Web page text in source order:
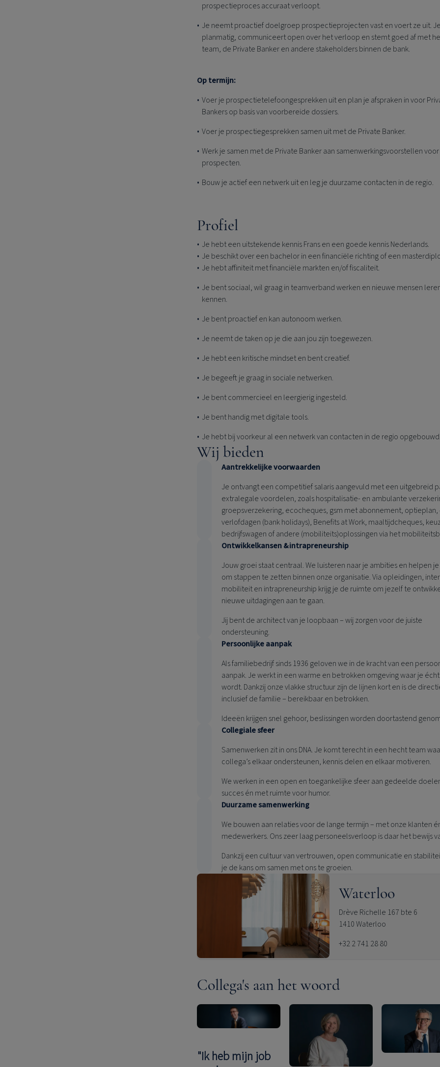
prospectieproces accuraat verloopt.
Je neemt proactief doelgroep prospectieprojecten vast en voert ze uit.
planmatig, communiceert open over het verloop en stemt goed af met
team, de Private Banker en andere stakeholders binnen de bank.
Op termijn:
Voer je prospectietelefoongesprekken uit en plan je afspraken in voor
Bankers op basis van voorbereide dossiers.
Voer je prospectiegesprekken samen uit met de Private Banker.
Werk je samen met de Private Banker aan samenwerkingsvoorstellen voor
prospecten.
Bouw je actief een netwerk uit en leg je duurzame contacten in de regio.
Profiel
Je hebt een uitstekende kennis Frans en een goede kennis Nederlands.
Je beschikt over een bachelor in een financiële richting of een
Je hebt affiniteit met financiële markten en/of fiscaliteit.
Je bent sociaal, wil graag in teamverband werken en nieuwe mensen
kennen.
Je bent proactief en kan autonoom werken.
Je neemt de taken op je die aan jou zijn toegewezen.
Je hebt een kritische mindset en bent creatief.
Je begeeft je graag in sociale netwerken.
Je bent commercieel en leergierig ingesteld.
Je bent handig met digitale tools.
Je hebt bij voorkeur al een netwerk van contacten in de regio opgebouwd.
Wij bieden
Aantrekkelijke voorwaarden
Je ontvangt een competitief salaris aangevuld met een uitgebreid
extralegale voordelen, zoals hospitalisatie- en ambulante
groepsverzekering, ecocheques, gsm met abonnement, optieplan,
verlofdagen (bank holidays), Benefits at Work, maaltijdcheques,
bedrijfswagen of andere (mobiliteits)oplossingen via het
Ontwikkelkansen & intrapreneurship
Jouw groei staat centraal. We luisteren naar je ambities en helpen
om stappen te zetten binnen onze organisatie. Via opleidingen,
mobiliteit en intrapreneurship krijg je de ruimte om jezelf te
nieuwe uitdagingen aan te gaan.
Jij bent de architect van je loopbaan – wij zorgen voor de juiste
ondersteuning.
Persoonlijke aanpak
Als familiebedrijf sinds 1936 geloven we in de kracht van een
aanpak. Je werkt in een warme en betrokken omgeving waar je
wordt. Dankzij onze vlakke structuur zijn de lijnen kort en is de
inclusief de familie – bereikbaar en betrokken.
Ideeën krijgen snel gehoor, beslissingen worden doortastend
Collegiale sfeer
Samenwerken zit in ons DNA. Je komt terecht in een hecht team
collega’s elkaar ondersteunen, kennis delen en elkaar motiveren.
We werken in een open en toegankelijke sfeer aan gedeelde
succes én met ruimte voor humor.
Duurzame samenwerking
We bouwen aan relaties voor de lange termijn – met onze klanten
medewerkers. Ons zeer laag personeelsverloop is daar het bewijs
Dankzij een cultuur van vertrouwen, open communicatie en
je de kans om samen met ons te groeien.
Waterloo
Drève Richelle 167 bte 6
1410 Waterloo
+32 2 741 28 80
Collega's aan het woord
"Ik heb mijn job